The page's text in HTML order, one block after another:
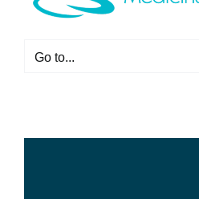
Go to...